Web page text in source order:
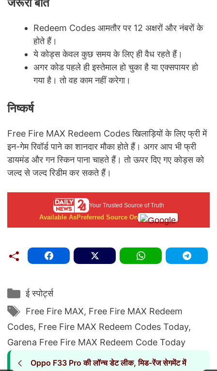
Redeem Codes आमतौर पर 12 अक्षरों और नंबरों के
होते हैं।
ये कोड्स केवल कुछ समय के लिए ही वैध रहते हैं।
अगर कोड पहले ही इस्तेमाल हो चुका है या एक्सपायर हो
गया है। तो वह काम नहीं करेगा।
निष्कर्ष
Free Fire MAX Redeem Codes खिलाड़ियों के लिए फ्री में
इन-गेम रिवॉर्ड पाने का शानदार मौका होते हैं। अगर आप भी फ्री
डायमंड और गन स्किन पाना चाहते हैं। तो ऊपर दिए गए कोड्स को
जल्द से जल्द रिडीम कर सकते हैं।
Your Trusted Source of Truth
Available AsPreferred Source On
Categories
ई स्पोर्ट्स
Tags
Free Fire MAX, Free Fire MAX Redeem
Codes, Free Fire MAX Redeem Codes Today,
Garena Free Fire MAX Redeem Code Today
Oppo F33 Pro की लॉन्च डेट लीक, मिड-रेंज सेगमेंट में